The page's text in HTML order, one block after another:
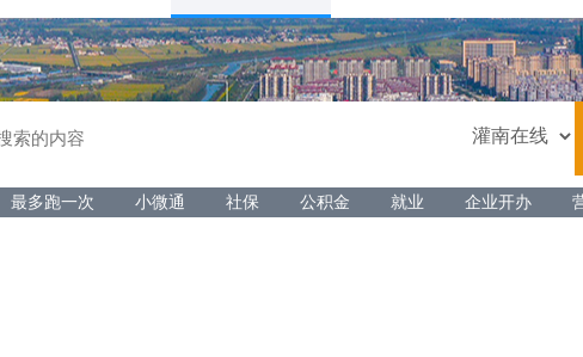
最多跑一次 小微通 社保 公积金 就业 企业开办